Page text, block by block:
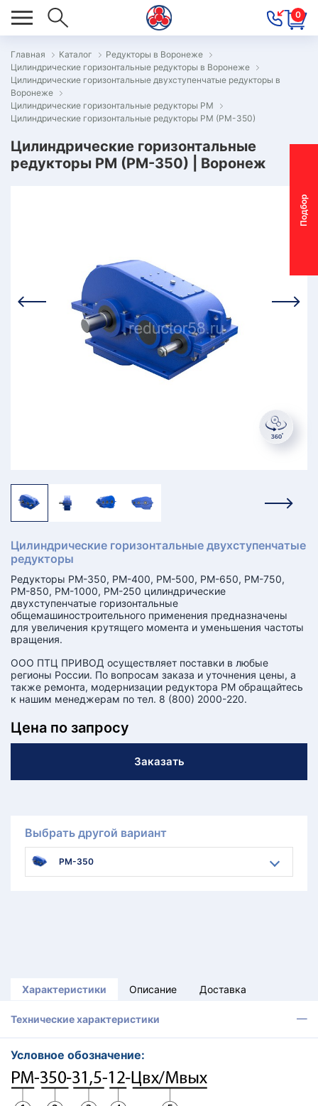
0
П
о
д
б
о
р
м
о
т
о
р
-
р
е
д
у
к
т
о
р
Главная Каталог
Редукторы в Воронеже
Цилиндрические горизонтальные редукторы в Воронеже
Цилиндрические горизонтальные двухступенчатые редукторы в
Воронеже
Цилиндрические горизонтальные редукторы РМ
Цилиндрические горизонтальные редукторы РМ (РМ-350)
Цилиндрические горизонтальные
редукторы РМ (РМ-350) | Воронеж
Цилиндрические горизонтальные двухступенчатые
редукторы
Редукторы РМ-350, РМ-400, РМ-500, РМ-650, РМ-750,
РМ-850, РМ-1000, РМ-250 цилиндрические
двухступенчатые горизонтальные
общемашиностроительного применения предназначены
для увеличения крутящего момента и уменьшения частоты
вращения.
ООО ПТЦ ПРИВОД осуществляет поставки в любые
регионы России. По вопросам заказа и уточнения цены, а
также ремонта, модернизации редуктора РМ обращайтесь
к нашим менеджерам по тел. 8 (800) 2000-220.
Цена по запросу
Заказать
Выбрать другой вариант
РМ-350
Характеристики Описание Доставка
Технические характеристики
Условное обозначение: